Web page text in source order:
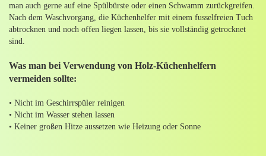
man auch gerne auf eine Spülbürste oder einen Schwamm zurückgreifen.
Nach dem Waschvorgang, die Küchenhelfer mit einem fusselfreien Tuch
abtrocknen und noch offen liegen lassen, bis sie vollständig getrocknet
sind.
Was man bei Verwendung von Holz-Küchenhelfern
vermeiden sollte:
• Nicht im Geschirrspüler reinigen
• Nicht im Wasser stehen lassen
• Keiner großen Hitze aussetzen wie Heizung oder Sonne